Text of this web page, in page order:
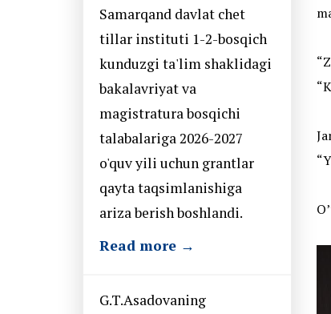
Samarqand davlat chet
tillar instituti 1-2-bosqich
kunduzgi ta'lim shaklidagi
bakalavriyat va
magistratura bosqichi
talabalariga 2026-2027
o'quv yili uchun grantlar
qayta taqsimlanishiga
ariza berish boshlandi.
Read more →
G.T.Asadovaning